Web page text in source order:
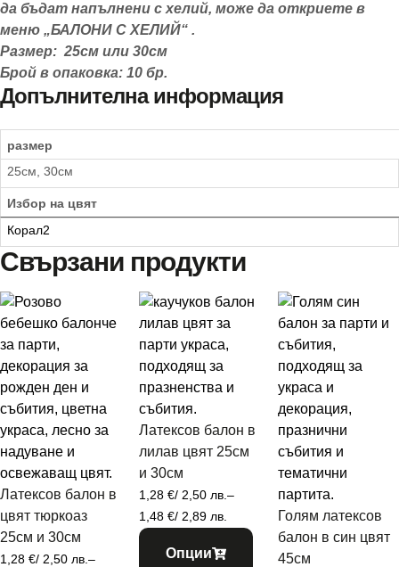
да бъдат напълнени с хелий, може да откриете в
меню „БАЛОНИ С ХЕЛИЙ“ .
Размер: 25см или 30см
Брой в опаковка: 10 бр.
Допълнителна информация
размер
25см, 30см
Избор на цвят
Корал2
Свързани продукти
Латексов балон в
цвят тюркоаз
25см и 30см
1,28 €/ 2,50 лв.–
Латексов балон в
лилав цвят 25см
и 30см
1,28 €/ 2,50 лв.–
1,48 €/ 2,89 лв.
Опции
Голям латексов
балон в син цвят
45см